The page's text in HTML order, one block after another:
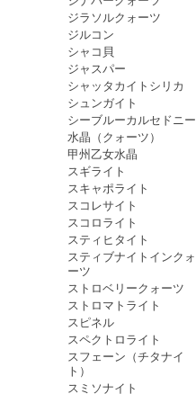
ジラソルクォーツ
ジルコン
シャコ貝
ジャスパー
シャッタカイトシリカ
シュンガイト
シーブルーカルセドニー
水晶（クォーツ）
甲州乙女水晶
スギライト
スキャポライト
スコレサイト
スコロライト
スティヒタイト
スティブナイトインクォ
ーツ
ストロベリークォーツ
ストロマトライト
スピネル
スペクトロライト
スフェーン（チタナイ
ト）
スミソナイト